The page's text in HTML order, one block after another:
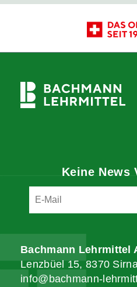
Keine News
Bachmann Lehrmittel
Lenzbüel 15, 8370
info@bachmann-